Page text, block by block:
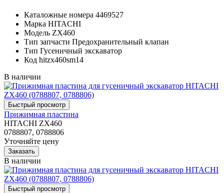
Каталожные номера 4469527
Марка HITACHI
Модель ZX460
Тип запчасти Предохранительный клапан
Тип Гусеничный экскаватор
Код hitzx460sm14
В наличии
Прижимная пластина
HITACHI ZX460
0788807, 0788806
Уточняйте цену
В наличии